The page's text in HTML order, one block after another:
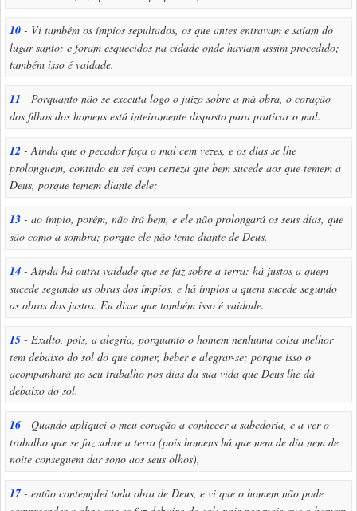
10 - Vi também os ímpios sepultados, os que antes entravam e saíam do
lugar santo; e foram esquecidos na cidade onde haviam assim procedido;
também isso é vaidade.
11 - Porquanto não se executa logo o juízo sobre a má obra, o coração
dos filhos dos homens está inteiramente disposto para praticar o mal.
12 - Ainda que o pecador faça o mal cem vezes, e os dias se lhe
prolonguem, contudo eu sei com certeza que bem sucede aos que temem a
Deus, porque temem diante dele;
13 - ao ímpio, porém, não irá bem, e ele não prolongará os seus dias, que
são como a sombra; porque ele não teme diante de Deus.
14 - Ainda há outra vaidade que se faz sobre a terra: há justos a quem
sucede segundo as obras dos ímpios, e há ímpios a quem sucede segundo
as obras dos justos. Eu disse que também isso é vaidade.
15 - Exalto, pois, a alegria, porquanto o homem nenhuma coisa melhor
tem debaixo do sol do que comer, beber e alegrar-se; porque isso o
acompanhará no seu trabalho nos dias da sua vida que Deus lhe dá
debaixo do sol.
16 - Quando apliquei o meu coração a conhecer a sabedoria, e a ver o
trabalho que se faz sobre a terra (pois homens há que nem de dia nem de
noite conseguem dar sono aos seus olhos),
17- então contemplei toda obra de Deus, e vi que o homem não pode